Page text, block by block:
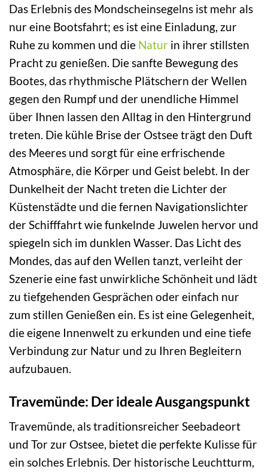
Das Erlebnis des Mondscheinsegelns ist mehr als
nur eine Bootsfahrt; es ist eine Einladung, zur
Ruhe zu kommen und die Natur in ihrer stillsten
Pracht zu genießen. Die sanfte Bewegung des
Bootes, das rhythmische Plätschern der Wellen
gegen den Rumpf und der unendliche Himmel
über Ihnen lassen den Alltag in den Hintergrund
treten. Die kühle Brise der Ostsee trägt den Duft
des Meeres und sorgt für eine erfrischende
Atmosphäre, die Körper und Geist belebt. In der
Dunkelheit der Nacht treten die Lichter der
Küstenstädte und die fernen Navigationslichter
der Schifffahrt wie funkelnde Juwelen hervor und
spiegeln sich im dunklen Wasser. Das Licht des
Mondes, das auf den Wellen tanzt, verleiht der
Szenerie eine fast unwirkliche Schönheit und lädt
zu tiefgehenden Gesprächen oder einfach nur
zum stillen Genießen ein. Es ist eine Gelegenheit,
die eigene Innenwelt zu erkunden und eine tiefe
Verbindung zur Natur und zu Ihren Begleitern
aufzubauen.
Travemünde: Der ideale Ausgangspunkt
Travemünde, als traditionsreicher Seebadeort
und Tor zur Ostsee, bietet die perfekte Kulisse für
ein solches Erlebnis. Der historische Leuchtturm,